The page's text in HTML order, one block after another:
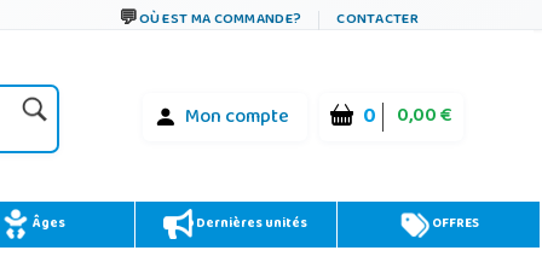
OÙ EST MA COMMANDE? CONTACTER
Mon compte 0 0,00 €
Âges Dernières unités OFFRES